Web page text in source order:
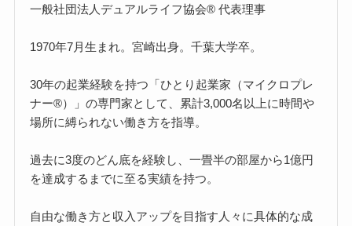
一般社団法人デュアルライフ協会® 代表理事
1970年7月生まれ。宮崎出身。千葉大学卒。
30年の起業経験を持つ「ひとり起業家（マイクロプレ
ナー®）」の専門家として、累計3,000名以上に時間や
場所に縛られない働き方を指導。
過去に3度のどん底を経験し、一畳半の部屋から1億円
を達成するまでに至る実績を持つ。
自由な働き方と収入アップを目指す人々に具体的な成